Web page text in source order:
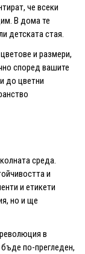
че всеки
В дома те
детската стая.
и размери,
според вашите
до цветни
среда.
и
и етикети
но и ще
в
по-прегледен,